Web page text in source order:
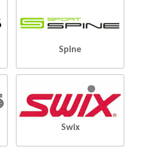
Spine
Swix